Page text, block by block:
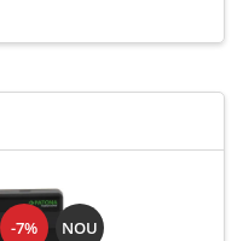
-7% NOU